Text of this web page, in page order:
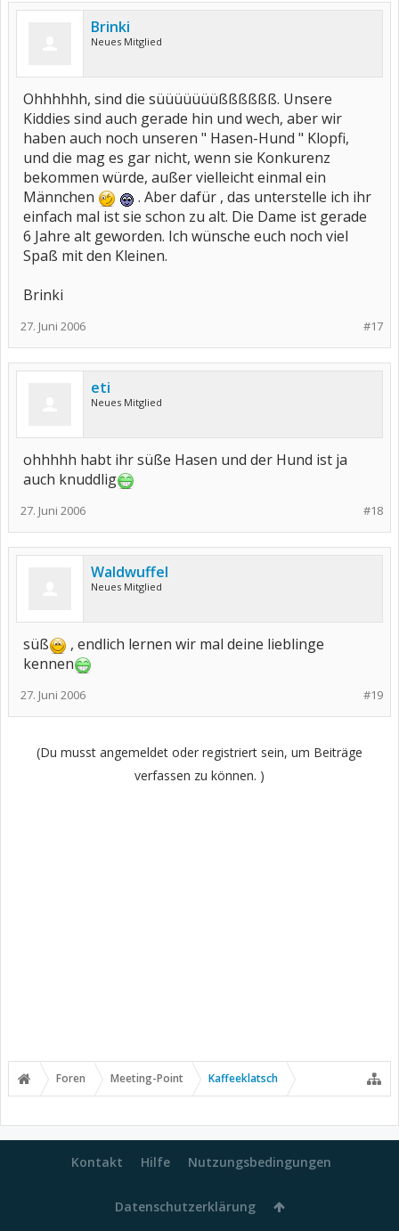
Brinki
Neues Mitglied
Ohhhhhh, sind die süüüüüüüßßßßßß. Unsere
Kiddies sind auch gerade hin und wech, aber wir
haben auch noch unseren " Hasen-Hund " Klopfi,
und die mag es gar nicht, wenn sie Konkurenz
bekommen würde, außer vielleicht einmal ein
Männchen
. Aber dafür , das unterstelle ich ihr
einfach mal ist sie schon zu alt. Die Dame ist gerade
6 Jahre alt geworden. Ich wünsche euch noch viel
Spaß mit den Kleinen.
Brinki
#17
27. Juni 2006
eti
Neues Mitglied
ohhhhh habt ihr süße Hasen und der Hund ist ja
auch knuddlig
#18
27. Juni 2006
Waldwuffel
Neues Mitglied
süß
, endlich lernen wir mal deine lieblinge
kennen
#19
27. Juni 2006
(Du musst angemeldet oder registriert sein, um Beiträge
verfassen zu können. )
Foren Meeting-Point Kaffeeklatsch
Kontakt Hilfe Nutzungsbedingungen
Datenschutzerklärung